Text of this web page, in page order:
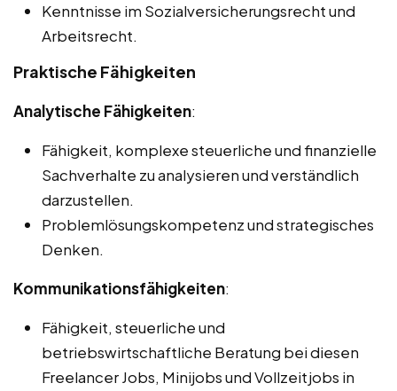
Kenntnisse im Sozialversicherungsrecht und
Arbeitsrecht.
Praktische Fähigkeiten
Analytische Fähigkeiten:
Fähigkeit, komplexe steuerliche und finanzielle
Sachverhalte zu analysieren und verständlich
darzustellen.
Problemlösungskompetenz und strategisches
Denken.
Kommunikationsfähigkeiten:
Fähigkeit, steuerliche und
betriebswirtschaftliche Beratung bei diesen
Freelancer Jobs, Minijobs und Vollzeitjobs in